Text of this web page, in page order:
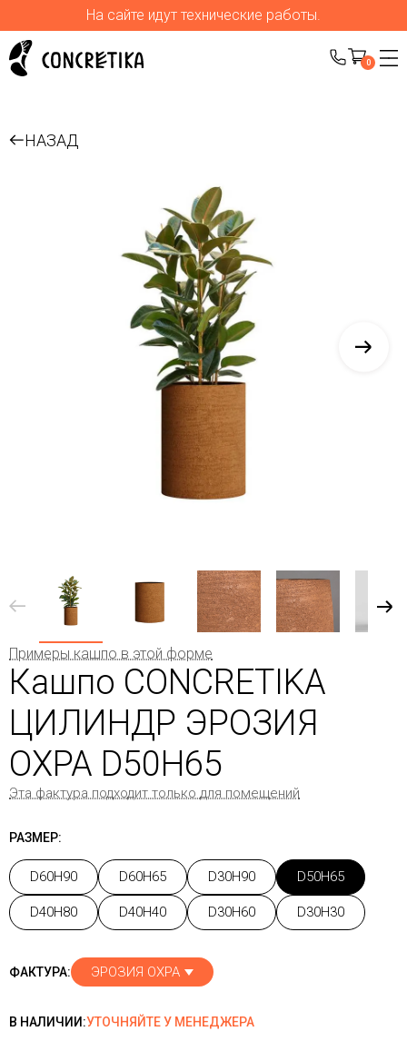
На сайте идут технические работы.
0
НАЗАД
Примеры кашпо в этой форме
Кашпо CONCRETIKA
ЦИЛИНДР ЭРОЗИЯ
ОХРА D50H65
Эта фактура подходит только для помещений
РАЗМЕР:
D60H90 D60H65 D30H90 D50H65
D40H80 D40H40 D30H60 D30H30
ФАКТУРА: ЭРОЗИЯ ОХРА
В НАЛИЧИИ:УТОЧНЯЙТЕ У МЕНЕДЖЕРА